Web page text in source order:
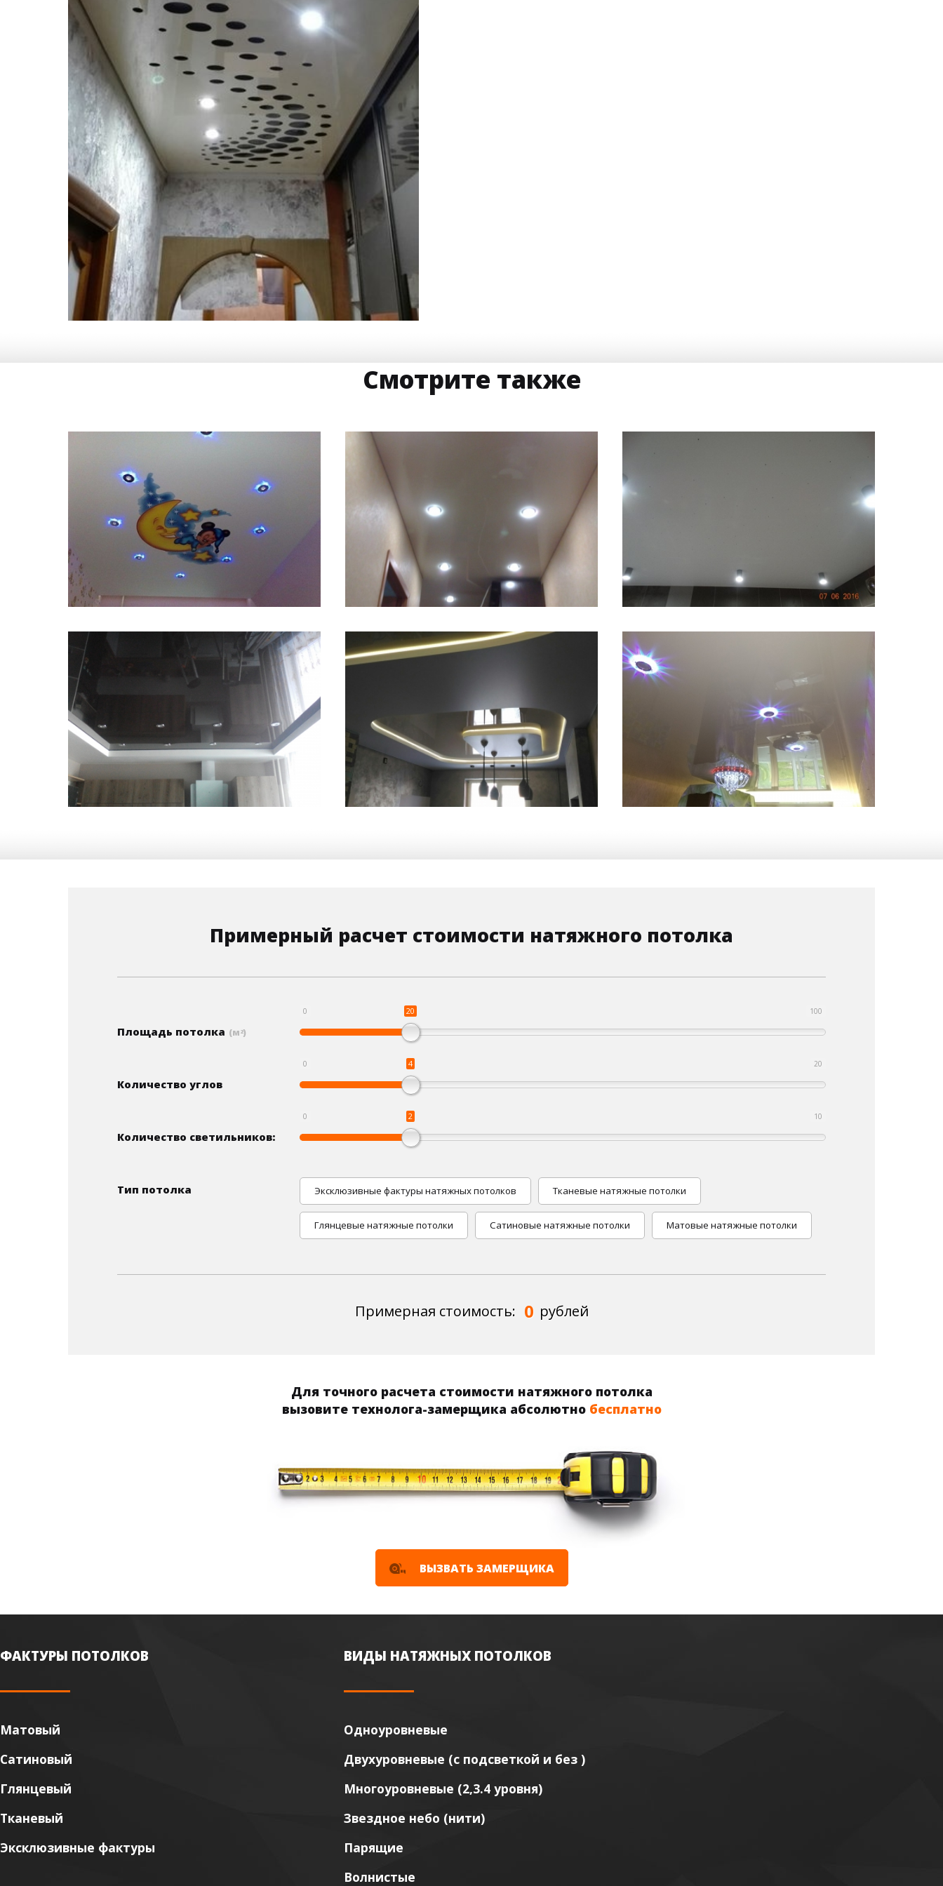
Смотрите также
Стоимость Площадь 7 м2 Стоимость 5 000 руб.
Площадь 15 000 руб.
Площадь 10 м Стоимость 7 500 руб.
Площадь 12 м Стоимость 35 000 руб. Площадь 14 м2 Стоимость 12 000 руб.
Примерный расчет стоимости натяжного потолка
Площадь потолка (м 2)
0 100
20
Количество углов
0 20
4
Количество светильников:
0 10
2
Тип потолка Эксклюзивные фактуры натяжных потолков Тканевые натяжные потолки
Глянцевые натяжные потолки Сатиновые натяжные потолки Матовые натяжные потолки
Примерная стоимость: 0 рублей
Для точного расчета стоимости натяжного потолка
вызовите технолога-замерщика абсолютно бесплатно
ВЫЗВАТЬ ЗАМЕРЩИКА
ФАКТУРЫ ПОТОЛКОВ
Матовый
Сатиновый
Глянцевый
Тканевый
Эксклюзивные фактуры
ВИДЫ НАТЯЖНЫХ ПОТОЛКОВ
Одноуровневые
Двухуровневые (с подсветкой и без )
Многоуровневые (2,3.4 уровня)
Звездное небо (нити)
Парящие
Волнистые